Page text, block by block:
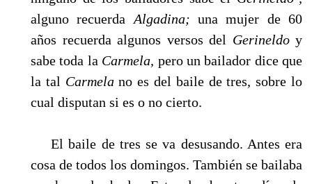
alguno recuerda Algadina;una mujer de 60
años recuerda algunos versos del Gerineldo y
sabe toda la Carmela, pero un bailador dice que
la tal Carmelano es del baile de tres, sobre lo
cual disputan si es o no cierto.
El baile de tres se va desusando. Antes era
cosa de todos los domingos. También se baila­ba